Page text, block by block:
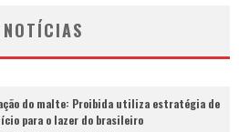
do malte: Proibida utiliza estratégia de
para o lazer do brasileiro